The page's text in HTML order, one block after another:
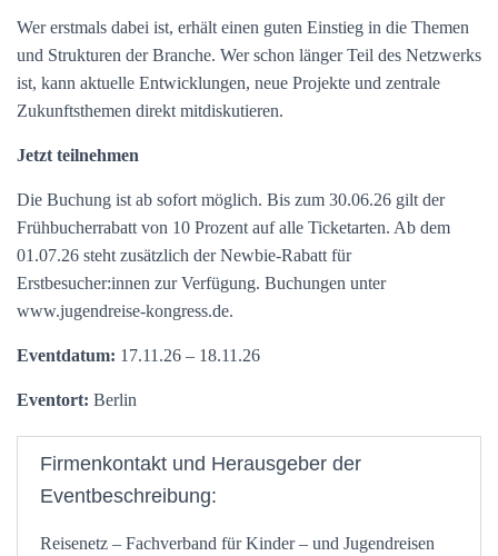
Wer erstmals dabei ist, erhält einen guten Einstieg in die Themen
und Strukturen der Branche. Wer schon länger Teil des Netzwerks
ist, kann aktuelle Entwicklungen, neue Projekte und zentrale
Zukunftsthemen direkt mitdiskutieren.
Jetzt teilnehmen
Die Buchung ist ab sofort möglich. Bis zum 30.06.26 gilt der
Frühbucherrabatt von 10 Prozent auf alle Ticketarten. Ab dem
01.07.26 steht zusätzlich der Newbie-Rabatt für
Erstbesucher:innen zur Verfügung. Buchungen unter
www.jugendreise-kongress.de.
Eventdatum: 17.11.26 – 18.11.26
Eventort: Berlin
Firmenkontakt und Herausgeber der
Eventbeschreibung:
Reisenetz – Fachverband für Kinder – und Jugendreisen